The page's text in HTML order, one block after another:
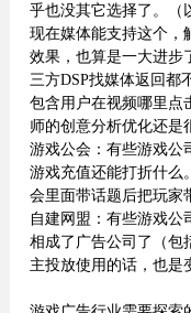
乎也没其它选择了。（
现在媒体能支持这个，
效果，也算是一大进步
三方DSP找媒体返回都
包含用户在视频哪里点
师的创意分析优化还是
游戏公会：有些游戏公
游戏充值还能打折什么
会里面带话题后把玩家
自建网盟：有些游戏公
相成了广告公司了（包
主投放使用的话，也是